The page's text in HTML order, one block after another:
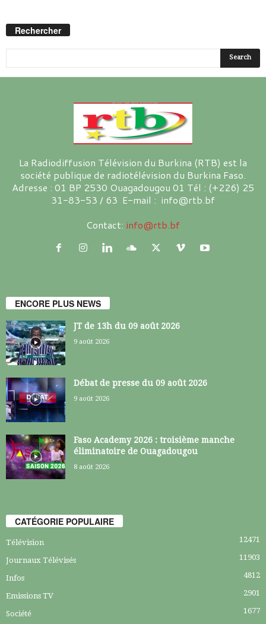
Rechercher
La Radiodiffusion Télévision du Burkina (RTB) est la
société publique de radiotélévision du Burkina Faso.
Adresse : 01 BP 2530 Ouagadougou 01 Tél : (+226) 25
31-83-53 / 63 E-mail : info@rtb.bf
Contact: info@rtb.bf
ENCORE PLUS NEWS
JT de 13h du 09 août 2026
9 août 2026
Débat de presse du 09 août 2026
9 août 2026
Faso Academy 2026 : troisième manche
éliminatoire de Ouagadougou
8 août 2026
CATÉGORIE POPULAIRE
Télévision 12471
Journaux Télévisés 11903
Infos 4812
Emissions TV 2901
Société 1677